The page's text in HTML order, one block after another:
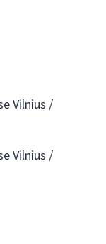
Vilnius /
Vilnius /